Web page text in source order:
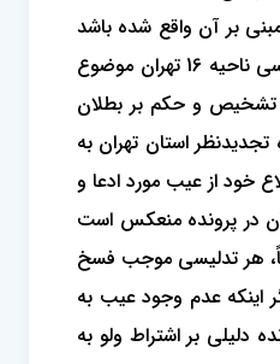
بر آن واقع شده باشد
تدلیس است و عدم ذکر عیب تدلیس نیست و در سند ازدواج مذکور عقد مبنی بر آن واقع نشده و انکار زوجه و ملاحظه پرونده استنادی کلاسه 920726 شعبه 11 بازپرسی ناحیه 16 تهران موضوع
تشخیص و حکم بر بطلان
بهزاد مرادی با وکالت آقای محمد رشوند نسبت به دادنامه یاد شده تجدیدنظرخواهی به عمل آورده است. شعبه 30 دادگاه تجدیدنظر استان تهران به
اطلاع خود از عیب مورد ادعا و
در پرونده منعکس است
هر تدلیسی موجب فسخ
عدم وجود عیب به
بر اشتراط ولو به